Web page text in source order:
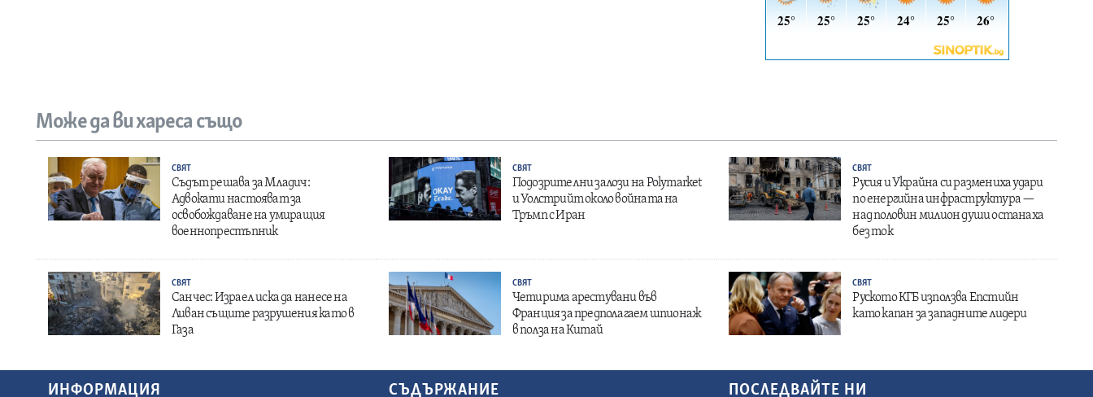
Може да ви хареса също
СВЯТ
Съдът решава за Младич:
Адвокати настояват за
освобождаване на умиращия
военнопрестъпник
СВЯТ
Подозрителни залози на Polymarket
и Уолстрийт около войната на
Тръмп с Иран
СВЯТ
Русия и Украйна си размениха удари
по енергийна инфраструктура —
над половин милион души останаха
без ток
СВЯТ
Санчес: Израел иска да нанесе на
Ливан същите разрушения като в
Газа
СВЯТ
Четирима арестувани във
Франция за предполагаем шпионаж
в полза на Китай
СВЯТ
Руското КГБ използва Епстийн
като капан за западните лидери
ИНФОРМАЦИЯ СЪДЪРЖАНИЕ ПОСЛЕДВАЙТЕ НИ